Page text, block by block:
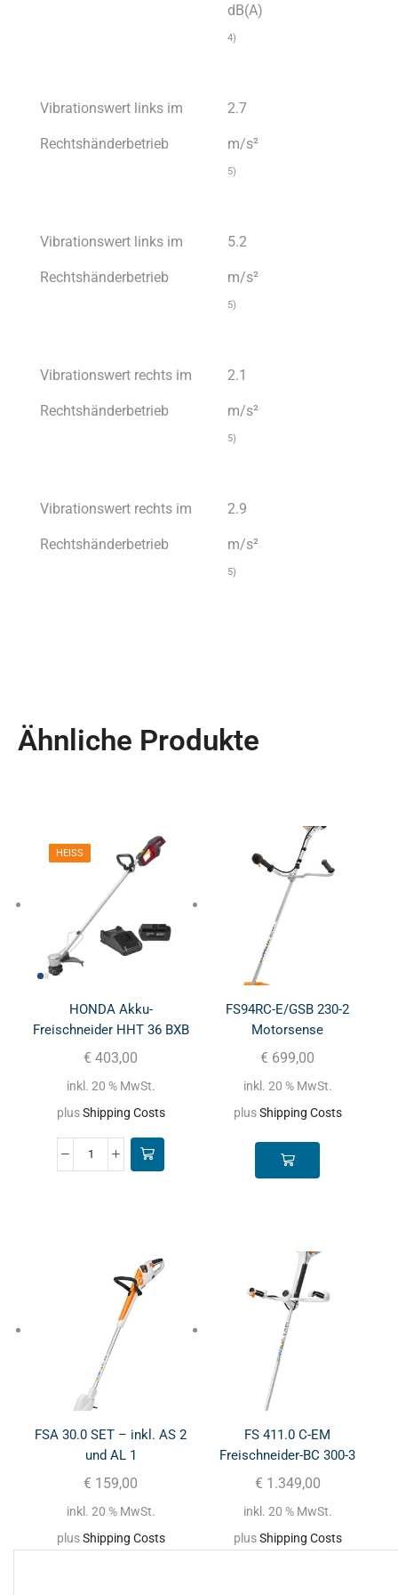
dB(A)
4)
Vibrationswert links im
Rechtshänderbetrieb
2.7
m/s²
5)
Vibrationswert links im
Rechtshänderbetrieb
5.2
m/s²
5)
Vibrationswert rechts im
Rechtshänderbetrieb
2.1
m/s²
5)
Vibrationswert rechts im
Rechtshänderbetrieb
2.9
m/s²
5)
Ähnliche Produkte
HEISS
HONDA Akku-
Freischneider HHT 36 BXB
mit Akku und Ladegerät
€ 403,00
inkl. 20 % MwSt.
plusShipping Costs
FS94RC-E/GSB 230-2
Motorsense
€ 699,00
inkl. 20 % MwSt.
plusShipping Costs
FSA 30.0 SET – inkl. AS 2
und AL 1
€ 159,00
inkl. 20 % MwSt.
plusShipping Costs
FS 411.0 C-EM
Freischneider-BC 300-3
€ 1.349,00
inkl. 20 % MwSt.
plusShipping Costs